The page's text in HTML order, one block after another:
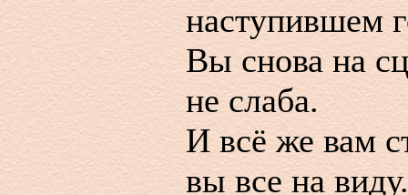
наступившем
Вы снова на
не слаба.
И всё же вам
вы все на виду.